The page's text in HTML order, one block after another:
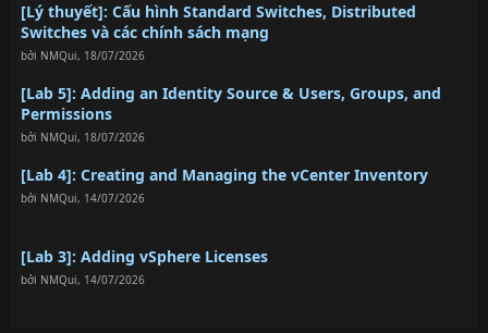
[Lý thuyết]: Cấu hình Standard Switches, Distributed
Switches và các chính sách mạng
bởi NMQui, 18/07/2026
[Lab 5]: Adding an Identity Source & Users, Groups, and
Permissions
bởi NMQui, 18/07/2026
[Lab 4]: Creating and Managing the vCenter Inventory
bởi NMQui, 14/07/2026
[Lab 3]: Adding vSphere Licenses
bởi NMQui, 14/07/2026